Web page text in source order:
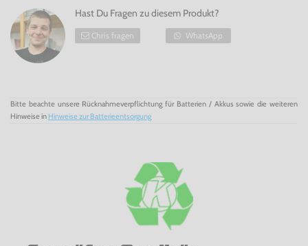
Hast Du Fragen zu diesem Produkt?
Chris fragen WhatsApp
Bitte beachte unsere Rücknahmeverpflichtung für Batterien / Akkus sowie die weiteren
Hinweise in Hinweise zur Batterieentsorgung